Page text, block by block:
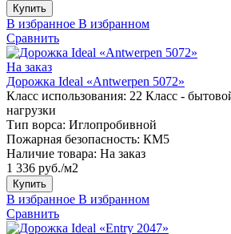
Купить
В избранное В избранном
Сравнить
На заказ
Дорожка Ideal «Antwerpen 5072»
Класс использования: 22 Класс -
нагрузки
Тип ворса: Иглопробивной
Пожарная безопасность: КМ5
Наличие товара: На заказ
1 336 руб./м2
Купить
В избранное В избранном
Сравнить